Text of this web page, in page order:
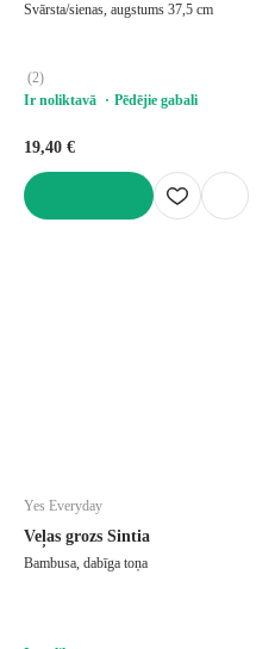
Svārsta/sienas, augstums 37,5 cm
(2)
Ir noliktavā
Pēdējie gabali
19,40 €
Yes Everyday
Veļas grozs Sintia
Bambusa, dabīga toņa